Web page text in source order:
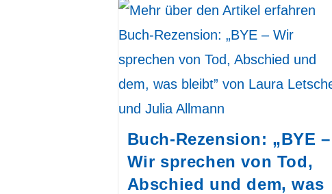
Persönliche
Rezensionen
Buch-Rezension: „BYE –
Wir sprechen von Tod,
Abschied und dem, was